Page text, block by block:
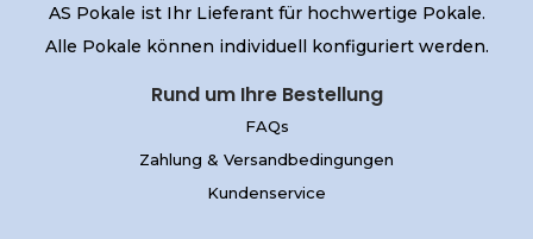
AS Pokale ist Ihr Lieferant für hochwertige Pokale.
Alle Pokale können individuell konfiguriert werden.
Rund um Ihre Bestellung
FAQs
Zahlung & Versandbedingungen
Kundenservice